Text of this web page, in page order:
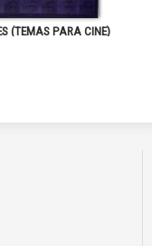
(TEMAS PARA CINE)